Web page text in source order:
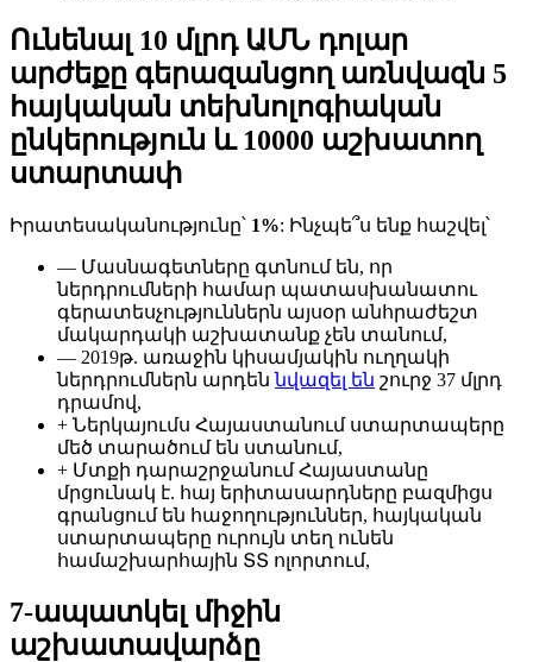
Ունենալ 10 մլրդ ԱՄՆ դոլար
արժեքը գերազանցող առնվազն 5
հայկական տեխնոլոգիական
ընկերություն և 10000 աշխատող
ստարտափ
Իրատեսականությունը՝ 1%: Ինչպե՞ս ենք հաշվել՝
— Մասնագետները գտնում են, որ
ներդրումների համար պատասխանատու
գերատեսչություններն այսօր անհրաժեշտ
մակարդակի աշխատանք չեն տանում,
— 2019թ. առաջին կիսամյակին ուղղակի
ներդրումներն արդեննվազել են շուրջ 37 մլրդ
դրամով,
+ Ներկայումս Հայաստանում ստարտապերը
մեծ տարածում են ստանում,
+ Մտքի դարաշրջանում Հայաստանը
մրցունակ է. հայ երիտասարդները բազմիցս
գրանցում են հաջողություններ, հայկական
ստարտապերը ուրույն տեղ ունեն
համաշխարհային ՏՏ ոլորտում,
7-ապատկել միջին
աշխատավարձը